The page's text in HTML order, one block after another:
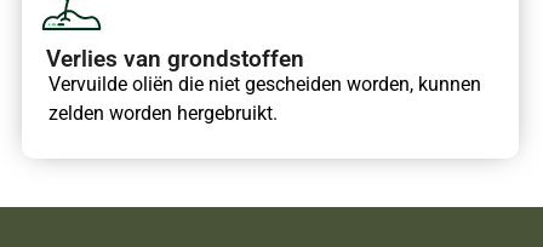
Verlies van grondstoffen
Vervuilde oliën die niet gescheiden worden, kunnen
zelden worden hergebruikt.